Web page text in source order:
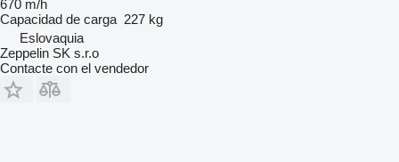
670 m/h
Capacidad de carga 227 kg
Eslovaquia
Zeppelin SK s.r.o
Contacte con el vendedor